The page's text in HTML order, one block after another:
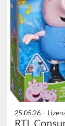
25.05.26 –
RTL